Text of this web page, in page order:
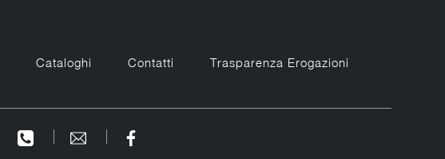
Cataloghi Contatti
Trasparenza Erogazioni